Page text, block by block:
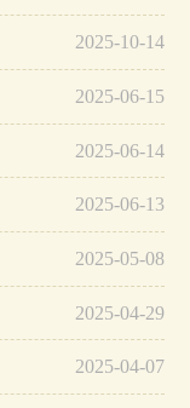
2025-10-14
2025-06-15
2025-06-14
2025-06-13
2025-05-08
2025-04-29
2025-04-07